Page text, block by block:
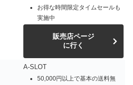
お得な時間限定タイムセールも
実施中
販売店ページ
に行く
A-SLOT
50,000円以上で基本の送料無